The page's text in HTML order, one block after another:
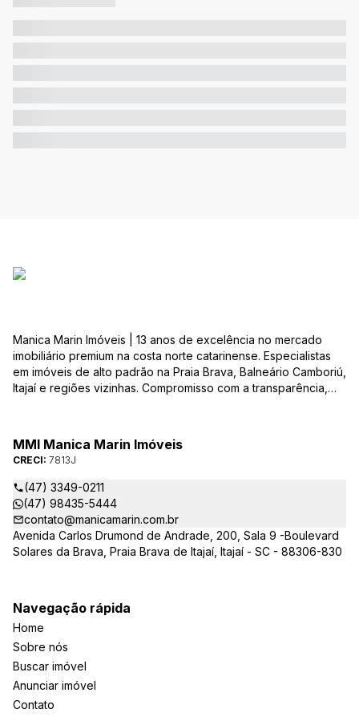
Manica Marin Imóveis | 13 anos de excelência no mercado
imobiliário premium na costa norte catarinense. Especialistas
em imóveis de alto padrão na Praia Brava, Balneário Camboriú,
Itajaí e regiões vizinhas. Compromisso com a transparência,
entende e valoriza seu investimento.
MMI Manica Marin Imóveis
CRECI: 7813J
(47) 3349-0211
(47) 98435-5444
contato@manicamarin.com.br
Avenida Carlos Drumond de Andrade, 200, Sala 9 -Boulevard
Solares da Brava, Praia Brava de Itajaí, Itajaí - SC - 88306-830
Navegação rápida
Home
Sobre nós
Buscar imóvel
Anunciar imóvel
Contato